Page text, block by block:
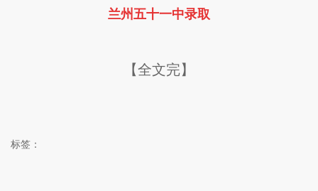
兰州五十一中录取
【全文完】
标签：